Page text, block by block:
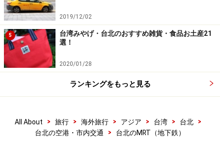
一日票を購入する
一日票（イーリーピィヤオ・Oneday pass）はMRTが1日
乗り放題になる切符です（猫空ケーブルカーを除く）。
ポジット50台湾元で200台湾元（約600円）。当日から3
日以内にパスを返却すればデポジット50台湾元は返却さ
2019/12/02
5
台湾みやげ・台北のおすすめ雑貨・食品お土産21
選！
2020/01/28
ランキングをもっと見る
All About > 旅行 > 海外旅行 > アジア > 台湾 > 台北
>
台北の空港・市内交通
> 台北のMRT（地下鉄）